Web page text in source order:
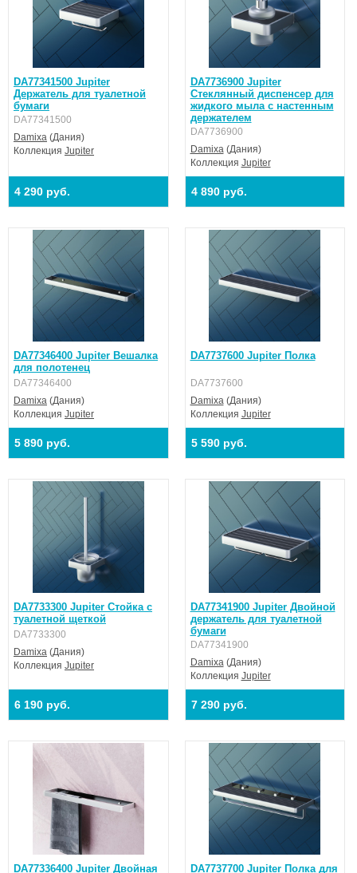
DA77341500 Jupiter
Держатель для туалетной
бумаги
DA77341500
Damixa (Дания)
Коллекция Jupiter
4 290 руб.
DA7736900 Jupiter
Стеклянный диспенсер для
жидкого мыла с настенным
держателем
DA7736900
Damixa(Дания)
Коллекция Jupiter
4 890 руб.
DA77346400 Jupiter Вешалка
для полотенец
DA77346400
Damixa (Дания)
Коллекция Jupiter
5 890 руб.
DA7737600 Jupiter Полка
DA7737600
Damixa(Дания)
Коллекция Jupiter
5 590 руб.
DA7733300 Jupiter Стойка с
туалетной щеткой
DA7733300
Damixa (Дания)
Коллекция Jupiter
6 190 руб.
DA77341900 Jupiter Двойной
держатель для туалетной
бумаги
DA77341900
Damixa(Дания)
Коллекция Jupiter
7 290 руб.
DA77336400 Jupiter Двойная
DA7737700 Jupiter Полка для